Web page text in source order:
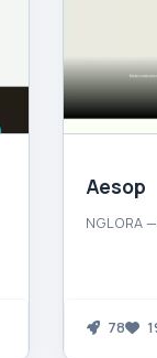
Aesop
NGLORA
78